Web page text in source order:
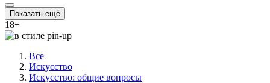
Показать ещё
18+
Все
Искусство
Искусство: общие вопросы